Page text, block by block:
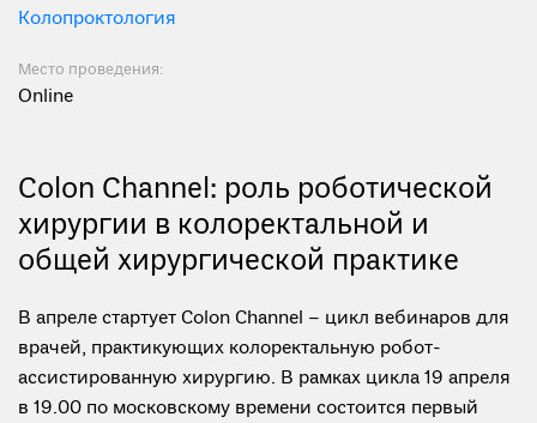
Колопроктология
Место проведения:
Online
Colon Channel: роль роботической
хирургии в колоректальной и
общей хирургической практике
В апреле стартует Colon Channel – цикл вебинаров для
врачей, практикующих колоректальную робот-
ассистированную хирургию. В рамках цикла 19 апреля
в 19.00 по московскому времени состоится первый